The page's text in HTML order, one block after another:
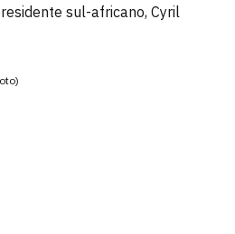
sul-africano, Cyril